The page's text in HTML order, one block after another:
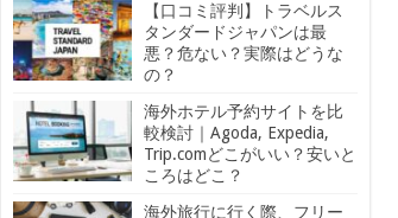
【口コミ評判】トラベルス
タンダードジャパンは最
悪？危ない？実際はどうな
の？
海外ホテル予約サイトを比
較検討｜Agoda, Expedia,
Trip.comどこがいい？安いと
ころはどこ？
海外旅行に行く際、フリー